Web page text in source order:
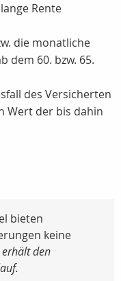
Rente
die monatliche
dem 60. bzw. 65.
des Versicherten
Wert der bis dahin
bieten
keine
den